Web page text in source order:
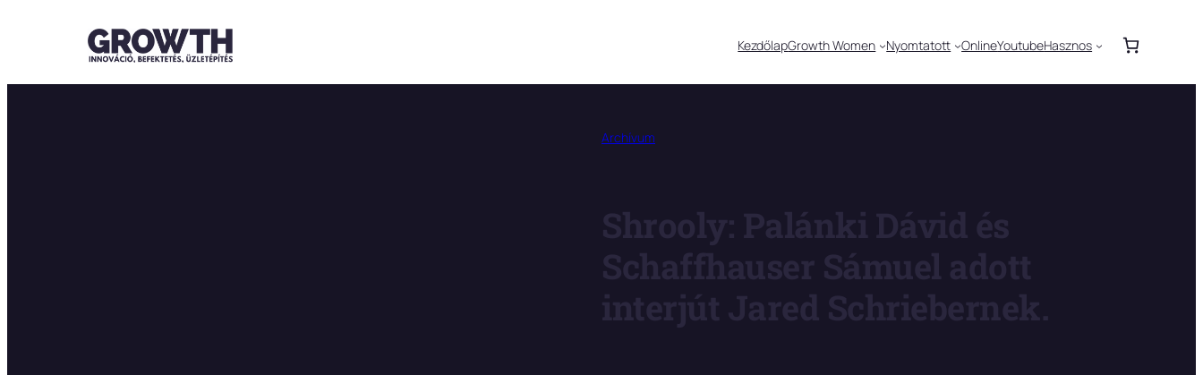
KezdőlapGrowth Women Nyomtatott OnlineYoutubeHasznos
Archívum
Shrooly: Palánki Dávid és
Schaffhauser Sámuel adott
interjút Jared Schriebernek.